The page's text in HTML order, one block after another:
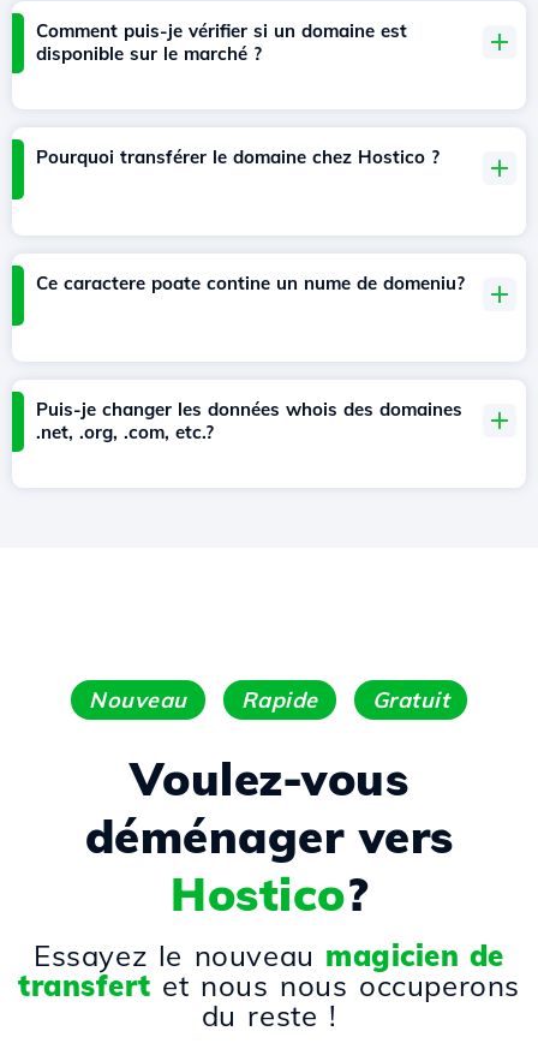
Comment puis-je vérifier si un domaine est
disponible sur le marché ?
Pourquoi transférer le domaine chez Hostico ?
Ce caractere poate contine un nume de domeniu?
Puis-je changer les données whois des domaines
.net, .org, .com, etc.?
Nouveau Rapide Gratuit
Voulez-vous
déménager vers
Hostico?
Essayez le nouveau magicien de
transfert et nous nous occuperons
du reste !